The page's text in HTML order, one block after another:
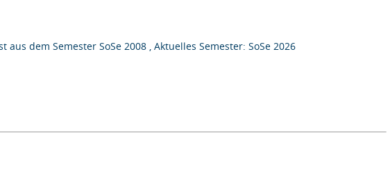
dem Semester SoSe 2008 , Aktuelles Semester: SoSe 2026